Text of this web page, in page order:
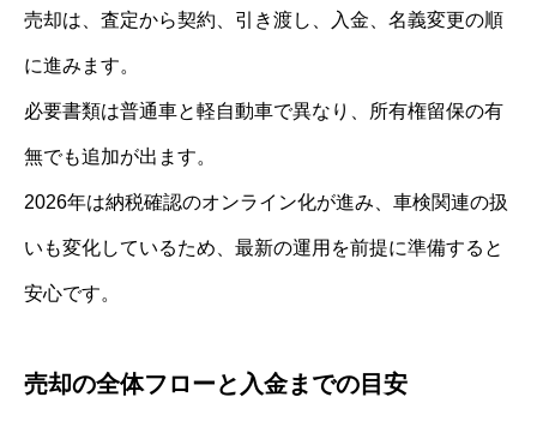
売却は、査定から契約、引き渡し、入金、名義変更の順
に進みます。
必要書類は普通車と軽自動車で異なり、所有権留保の有
無でも追加が出ます。
2026年は納税確認のオンライン化が進み、車検関連の扱
いも変化しているため、最新の運用を前提に準備すると
安心です。
売却の全体フローと入金までの目安